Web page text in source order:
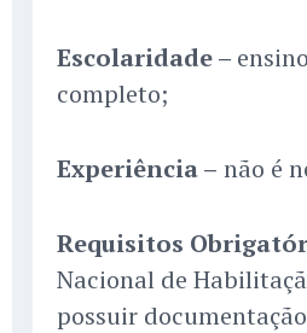
Escolaridade –
completo;
Experiência – não é
Requisitos
Nacional de
possuir